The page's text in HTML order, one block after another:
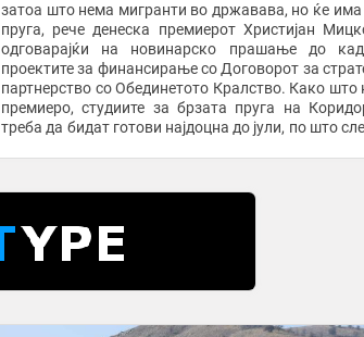
затоа што нема мигранти во државава, но ќе има
пруга, рече денеска премиерот Христијан
одговарајќи на новинарско прашање до
проектите за финансирање со Договорот за
партнерство со Обединетото Кралство. Како што
премиеро, студиите за брзата пруга на
треба да бидат готови најдоцна до јули, по што